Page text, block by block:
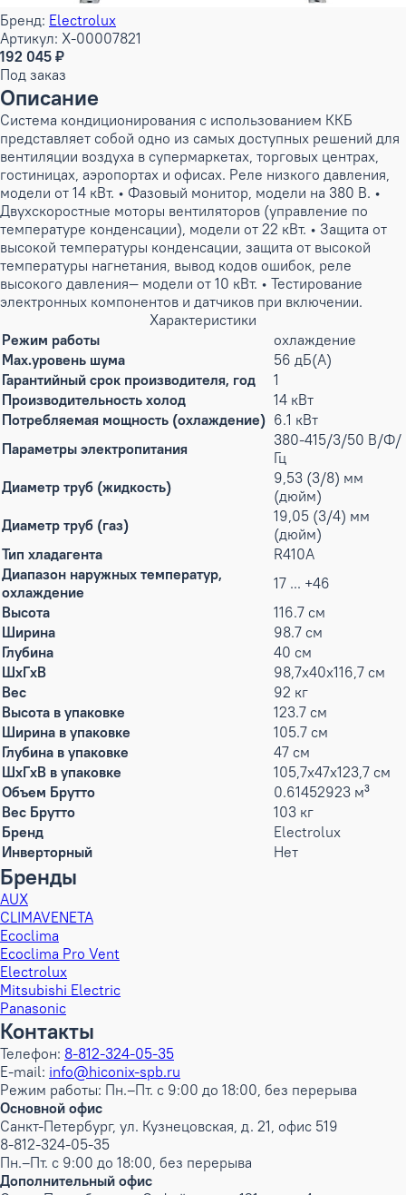
Бренд: Electrolux
Артикул: X-00007821
192 045 ₽
Под заказ
Описание
Система кондиционирования с использованием ККБ
представляет собой одно из самых доступных решений для
вентиляции воздуха в супермаркетах, торговых центрах,
гостиницах, аэропортах и офисах. Реле низкого давления,
модели от 14 кВт. • Фазовый монитор, модели на 380 В. •
Двухскоростные моторы вентиляторов (управление по
температуре конденсации), модели от 22 кВт. • Защита от
высокой температуры конденсации, защита от высокой
температуры нагнетания, вывод кодов ошибок, реле
высокого давления— модели от 10 кВт. • Тестирование
электронных компонентов и датчиков при включении.
Характеристики
Режим работы
охлаждение
Max.уровень шума
56 дБ(А)
Гарантийный срок производителя, год
1
Производительность холод
14 кВт
Потребляемая мощность (охлаждение) 6.1 кВт
Параметры электропитания
380-415/3/50 В/Ф/
Гц
Диаметр труб (жидкость)
9,53 (3/8) мм
(дюйм)
Диаметр труб (газ)
19,05 (3/4) мм
(дюйм)
Тип хладагента
R410A
Диапазон наружных температур,
охлаждение
17 ... +46
Высота
116.7 см
Ширина
98.7 см
Глубина
40 см
ШxГxВ
98,7x40x116,7 см
Вес
92 кг
Высота в упаковке
123.7 см
Ширина в упаковке
105.7 см
Глубина в упаковке
47 см
ШxГxВ в упаковке
105,7x47x123,7 см
Объем Брутто
0.61452923 м³
Вес Брутто
103 кг
Бренд
Electrolux
Инверторный
Нет
Бренды
AUX
CLIMAVENETA
Ecoclima
Ecoclima Pro Vent
Electrolux
Mitsubishi Electric
Panasonic
Контакты
Телефон: 8-812-324-05-35
E-mail: info@hiconix-spb.ru
Режим работы: Пн.–Пт. с 9:00 до 18:00, без перерыва
Основной офис
Санкт-Петербург, ул. Кузнецовская, д. 21, офис 519
8-812-324-05-35
Пн.–Пт. с 9:00 до 18:00, без перерыва
Дополнительный офис